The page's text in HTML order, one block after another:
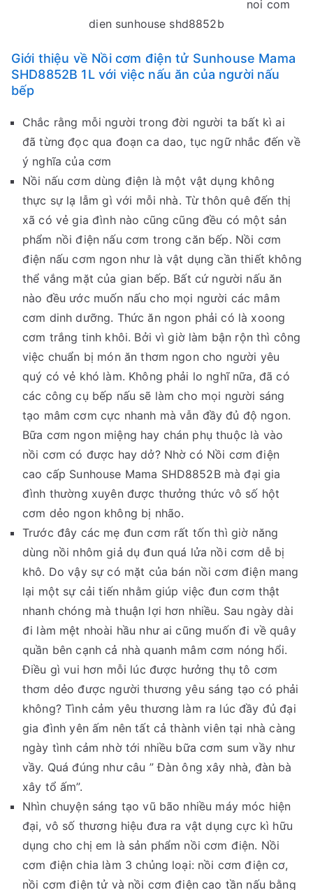
noi com
dien sunhouse shd8852b
Giới thiệu về Nồi cơm điện tử Sunhouse Mama
SHD8852B 1L với việc nấu ăn của người nấu
bếp
Chắc rằng mỗi người trong đời người ta bất kì ai
đã từng đọc qua đoạn ca dao, tục ngữ nhắc đến về
ý nghĩa của cơm
Nồi nấu cơm dùng điện là một vật dụng không
thực sự lạ lẫm gì với mỗi nhà. Từ thôn quê đến thị
xã có vẻ gia đình nào cũng cũng đều có một sản
phẩm nồi điện nấu cơm trong căn bếp. Nồi cơm
điện nấu cơm ngon như là vật dụng cần thiết không
thể vắng mặt của gian bếp. Bất cứ người nấu ăn
nào đều ước muốn nấu cho mọi người các mâm
cơm dinh dưỡng. Thức ăn ngon phải có là xoong
cơm trắng tinh khôi. Bởi vì giờ làm bận rộn thì công
việc chuẩn bị món ăn thơm ngon cho người yêu
quý có vẻ khó làm. Không phải lo nghĩ nữa, đã có
các công cụ bếp nấu sẽ làm cho mọi người sáng
tạo mâm cơm cực nhanh mà vẫn đầy đủ độ ngon.
Bữa cơm ngon miệng hay chán phụ thuộc là vào
nồi cơm có được hay dở? Nhờ có Nồi cơm điện
cao cấp Sunhouse Mama SHD8852B mà đại gia
đình thường xuyên được thưởng thức vô số hột
cơm dẻo ngon không bị nhão.
Trước đây các mẹ đun cơm rất tốn thì giờ năng
dùng nồi nhôm giả dụ đun quá lửa nồi cơm dễ bị
khô. Do vậy sự có mặt của bán nồi cơm điện mang
lại một sự cải tiến nhằm giúp việc đun cơm thật
nhanh chóng mà thuận lợi hơn nhiều. Sau ngày dài
đi làm mệt nhoài hầu như ai cũng muốn đi về quây
quần bên cạnh cả nhà quanh mâm cơm nóng hổi.
Điều gì vui hơn mỗi lúc được hưởng thụ tô cơm
thơm dẻo được người thương yêu sáng tạo có phải
không? Tình cảm yêu thương làm ra lúc đầy đủ đại
gia đình yên ấm nên tất cả thành viên tại nhà càng
ngày tình cảm nhờ tới nhiều bữa cơm sum vầy như
vầy. Quá đúng như câu ” Đàn ông xây nhà, đàn bà
xây tổ ấm”.
Nhìn chuyện sáng tạo vũ bão nhiều máy móc hiện
đại, vô số thương hiệu đưa ra vật dụng cực kì hữu
dụng cho chị em là sản phẩm nồi cơm điện. Nồi
cơm điện chia làm 3 chủng loại: nồi cơm điện cơ,
nồi cơm điện tử và nồi cơm điện cao tần nấu bằng